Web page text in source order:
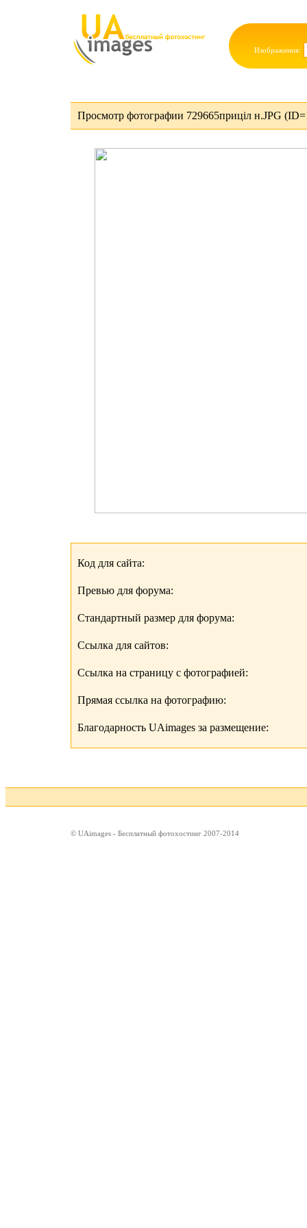
Изображения:
Просмотр фотографии 729665приціл н.JPG
Код для сайта:
Превью для форума:
Стандартный размер для форума:
Ссылка для сайтов:
Ссылка на страницу с фотографией:
Прямая ссылка на фотографию:
Благодарность UAimages за размещение:
© UAimages - Бесплатный фотохостинг 2007-2014